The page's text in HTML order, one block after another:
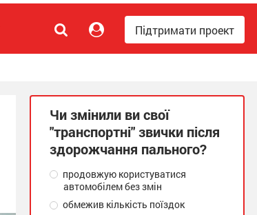
Підтримати проект
Чи змінили ви свої
"транспортні" звички після
здорожчання пального?
продовжую користуватися
автомобілем без змін
обмежив кількість поїздок